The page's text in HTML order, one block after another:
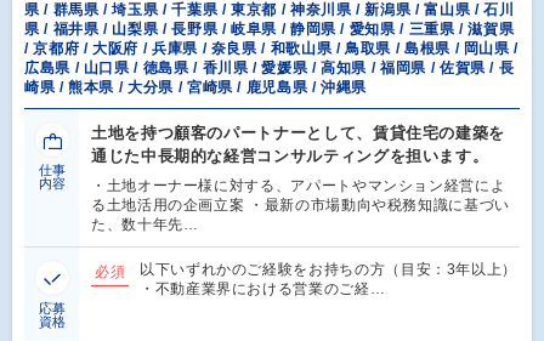
県 / 群馬県 / 埼玉県 / 千葉県 / 東京都 / 神奈川県 / 新潟県 / 富山県 / 石川
県 / 福井県 / 山梨県 / 長野県 / 岐阜県 / 静岡県 / 愛知県 / 三重県 / 滋賀県
/ 京都府 / 大阪府 / 兵庫県 / 奈良県 / 和歌山県 / 鳥取県 / 島根県 / 岡山県 /
広島県 / 山口県 / 徳島県 / 香川県 / 愛媛県 / 高知県 / 福岡県 / 佐賀県 / 長
崎県 / 熊本県 / 大分県 / 宮崎県 / 鹿児島県 / 沖縄県
仕事
内容
土地を持つ顧客のパートナーとして、賃貸住宅の建築を
通じた中長期的な経営コンサルティングを担います。
・土地オーナー様に対する、アパートやマンション経営によ
る土地活用の企画立案 ・最新の市場動向や税務知識に基づい
た、数十年先…
応募
資格
必須
以下いずれかのご経験をお持ちの方（目安：3年以上）
・不動産業界における営業のご経…